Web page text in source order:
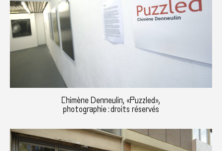
Chimène Denneulin, «Puzzled»,
photographie : droits réservés